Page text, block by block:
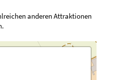
anderen Attraktionen